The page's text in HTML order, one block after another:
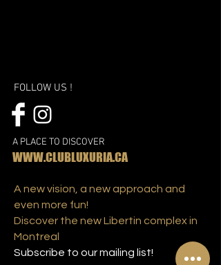
FOLLOW US !
A PLACE TO DISCOVER
WWW.CLUBLUXURIA.CA
A new vision, a new approach and
even more fun!
Discover the new Libertin complex in
Montreal
Subscribe to our mailing list!